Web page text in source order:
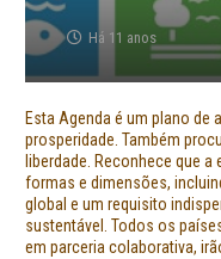
Há 11 anos
Esta Agenda é um plano de
prosperidade. Também
liberdade. Reconhece que
formas e dimensões,
global e um requisito
sustentável. Todos os
em parceria colaborativa,